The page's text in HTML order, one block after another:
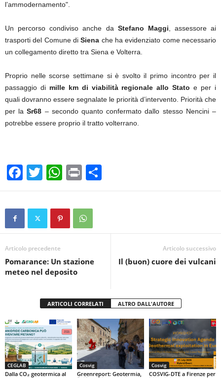
l’ammodernamento".
Un percorso condiviso anche da Stefano Maggi , assessore ai
trasporti del Comune diSiena che ha evidenziato come necessario
un collegamento diretto tra Siena e Volterra.
Proprio nelle scorse settimane si è svolto il primo incontro per il
passaggio di mille km di viabilità regionale allo Statoe per i
quali dovranno essere segnalate le priorità d’intervento. Priorità che
per laSr68 – secondo quanto confermato dallo stesso Nencini –
potrebbe essere proprio il tratto volterrano.
F
a
c
b
o
o
T
wi
tt
W
h
at
s
A
p
Pr
in
t
o
vi
Articolo precedente
Pomarance: Un stazione
meteo nel deposito
Articolo successivo
Il (buon) cuore dei vulcani
ARTICOLI CORRELATI ALTRO DALL'AUTORE
CEGLAB
Dalla CO₂ geotermica al
Cosvig
Greenreport: Geotermia,
Cosvig
COSVIG-DTE a Firenze per